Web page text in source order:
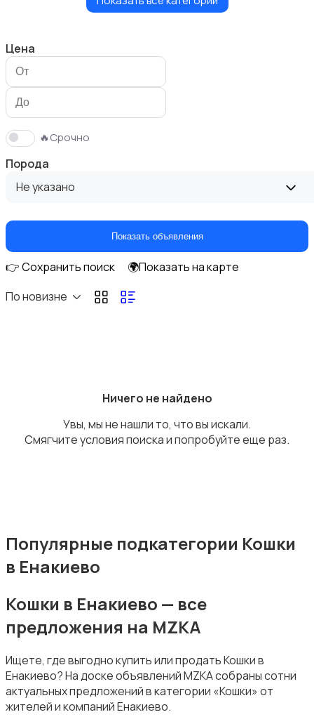
Птицы
С/х животные
Другие животные
Товары для животных
Цена
🔥Срочно
Порода
Не указано
Показать объявления
👉 Сохранить поиск
🌍Показать на карте
По новизне
Ничего не найдено
Увы, мы не нашли то, что вы искали.
Смягчите условия поиска и попробуйте еще раз.
Популярные подкатегории Кошки
в Енакиево
Кошки в Енакиево — все
предложения на MZKA
Ищете, где выгодно купить или продать Кошки в
Енакиево? На доске объявлений MZKA собраны сотни
актуальных предложений в категории «Кошки» от
жителей и компаний Енакиево.